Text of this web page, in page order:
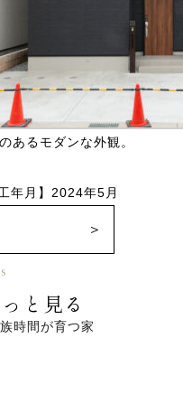
あるモダンな外観。
年月】2024年5月
と見る